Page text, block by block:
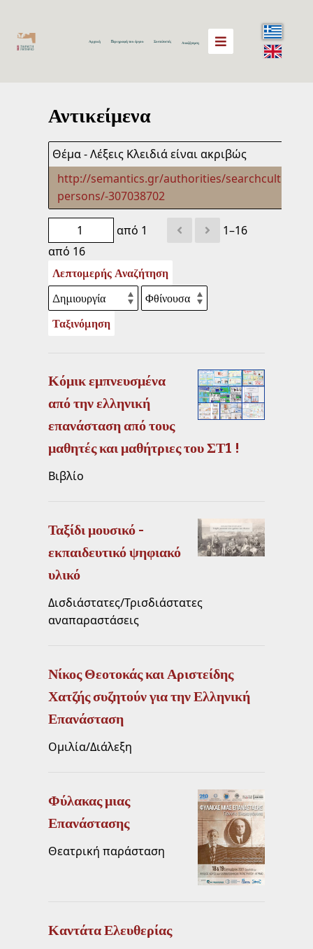
Αρχική Περιγραφή του έργου Συντελεστές Αναζήτηση
Αντικείμενα
Θέμα - Λέξεις Κλειδιά είναι ακριβώς
http://semantics.gr/authorities/searchculture-
persons/-307038702
από 1
1–16
από 16
Λεπτομερής Αναζήτηση
Ταξινόμηση
Κόμικ εμπνευσμένα
από την ελληνική
επανάσταση από τους
μαθητές και μαθήτριες του ΣΤ1 !
Βιβλίο
Ταξίδι μουσικό -
εκπαιδευτικό ψηφιακό
υλικό
Δισδιάστατες/Τρισδιάστατες
αναπαραστάσεις
Νίκος Θεοτοκάς και Αριστείδης
Χατζής συζητούν για την Ελληνική
Επανάσταση
Ομιλία/Διάλεξη
Φύλακας μιας
Επανάστασης
Θεατρική παράσταση
Καντάτα Ελευθερίας